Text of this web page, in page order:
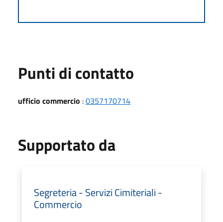
Punti di contatto
ufficio commercio :0357170714
Supportato da
Segreteria - Servizi Cimiteriali -
Commercio